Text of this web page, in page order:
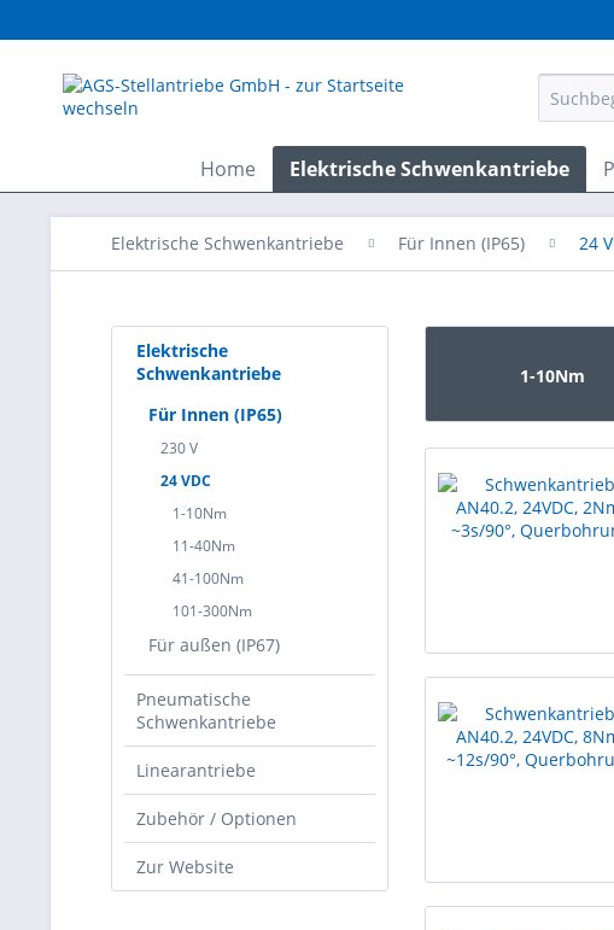
Home Elektrische Schwenkantriebe
Elektrische Schwenkantriebe Für Innen (IP65) 24
Elektrische
Schwenkantriebe
Für Innen (IP65)
230 V
24 VDC
1-10Nm
11-40Nm
41-100Nm
101-300Nm
Für außen (IP67)
Pneumatische
Schwenkantriebe
Linearantriebe
Zubehör / Optionen
Zur Website
1-10Nm